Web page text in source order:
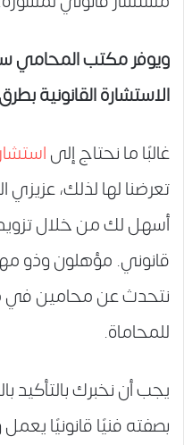
ويوفر مكتب المحامي
الاستشارة القانونية
غالبًا ما نحتاج إلى
تعرضنا لها لذلك،
أسهل لك من خلال
قانوني. مؤهلون وذو
نتحدث عن محامين في
للمحاماة.
يجب أن نخبرك بالتأكيد
بصفته فنيًا قانونيًا